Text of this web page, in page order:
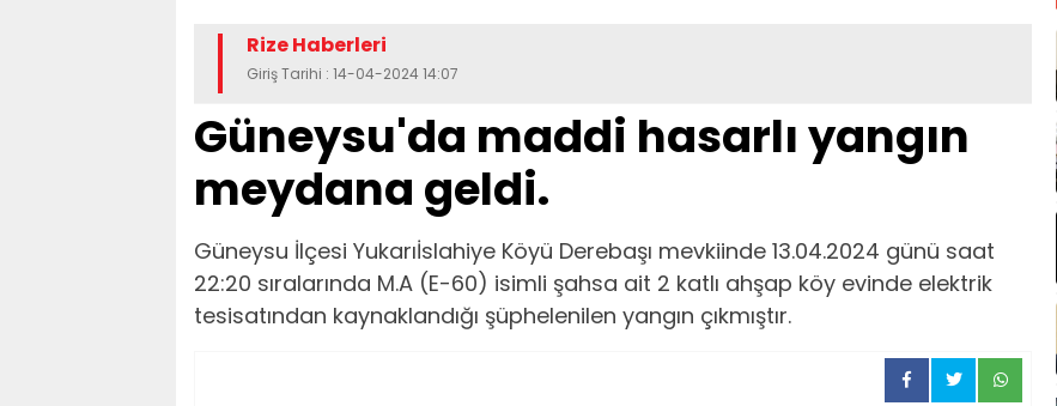
Rize Haberleri
Giriş Tarihi : 14-04-2024 14:07
Güneysu'da maddi hasarlı yangın
meydana geldi.
Güneysu İlçesi Yukarıİslahiye Köyü Derebaşı mevkiinde 13.04.2024 günü saat
22:20 sıralarında M.A (E-60) isimli şahsa ait 2 katlı ahşap köy evinde elektrik
tesisatından kaynaklandığı şüphelenilen yangın çıkmıştır.